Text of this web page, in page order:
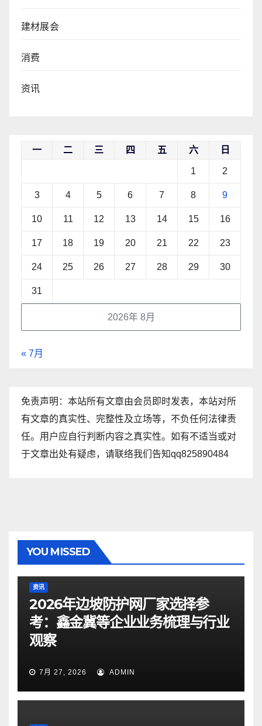
建材展会
消费
资讯
2026年 8月
一 二 三 四 五 六 日
1 2
3 4 5 6 7 8 9
10 11 12 13 14 15 16
17 18 19 20 21 22 23
24 25 26 27 28 29 30
31
« 7月
免责声明：本站所有文章由会员即时发表，本站对所
有文章的真实性、完整性及立场等，不负任何法律责
任。用户应自行判断内容之真实性。如有不适当或对
于文章出处有疑虑，请联络我们告知qq825890484
YOU MISSED
资讯
2026年边坡防护网厂家选择参
考：鑫金冀等企业业务梳理与行业
观察
7月 27, 2026 ADMIN